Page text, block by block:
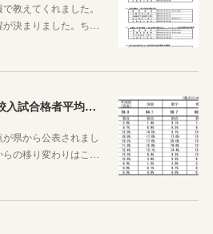
教えてくれました。
が決まりました。ち…
2026年度神奈川県公立高校入試合格者平均点が公表されました
県から公表されまし
らの移り変わりはこ…